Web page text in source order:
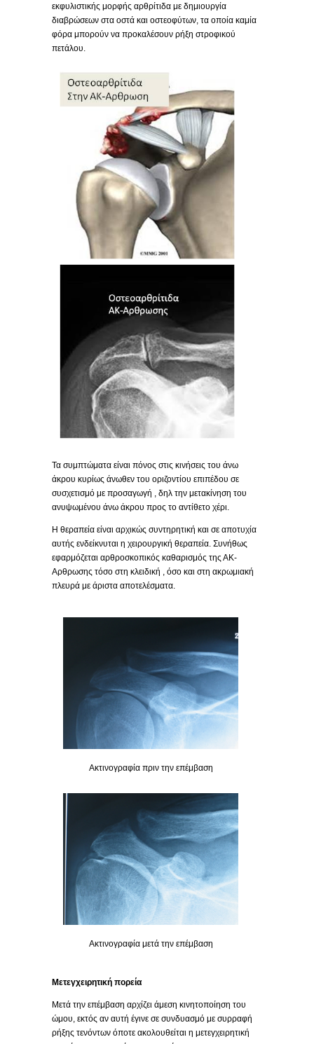
εκφυλιστικής μορφής αρθρίτιδα με δημιουργία
διαβρώσεων στα οστά και οστεοφύτων, τα οποία καμία
φόρα μπορούν να προκαλέσουν ρήξη στροφικού
πετάλου.
Τα συμπτώματα είναι πόνος στις κινήσεις του άνω
άκρου κυρίως άνωθεν του οριζοντίου επιπέδου σε
συσχετισμό με προσαγωγή , δηλ την μετακίνηση του
ανυψωμένου άνω άκρου προς το αντίθετο χέρι.
Η θεραπεία είναι αρχικώς συντηρητική και σε αποτυχία
αυτής ενδείκνυται η χειρουργική θεραπεία. Συνήθως
εφαρμόζεται αρθροσκοπικός καθαρισμός της ΑΚ-
Αρθρωσης τόσο στη κλειδική , όσο και στη ακρωμιακή
πλευρά με άριστα αποτελέσματα.
Ακτινογραφία πριν την επέμβαση
Ακτινογραφία μετά την επέμβαση
Μετεγχειρητική πορεία
Μετά την επέμβαση αρχίζει άμεση κινητοποίηση του
ώμου, εκτός αν αυτή έγινε σε συνδυασμό με συρραφή
ρήξης τενόντων όποτε ακολουθείται η μετεγχειρητική